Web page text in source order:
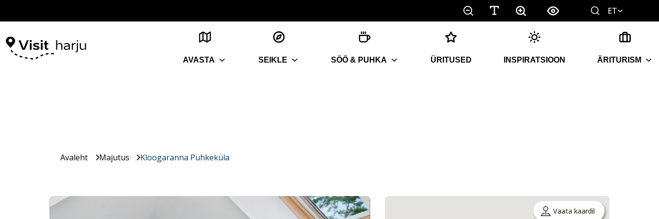
ET
AVASTA SEIKLE SÖÖ & PUHKA ÜRITUSED INSPIRATSIOON ÄRITURISM
Avaleht Majutus Kloogaranna Puhkeküla
Vaata kaardil